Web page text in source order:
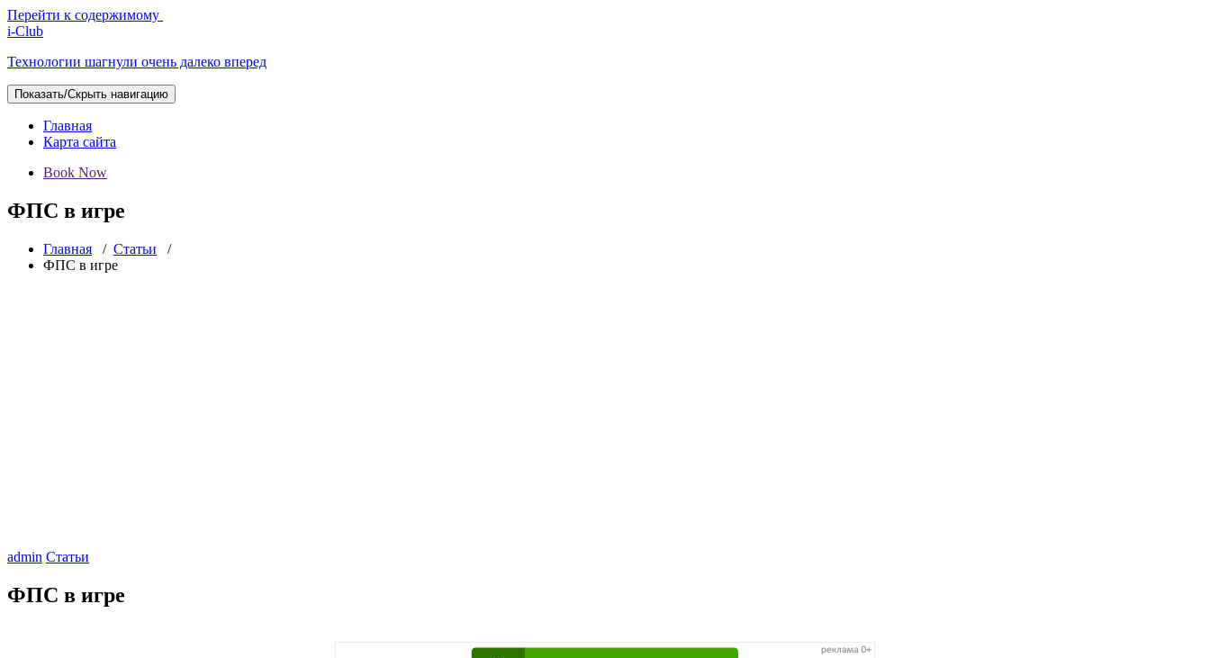
Перейти к содержимому
i-Club
Технологии шагнули очень далеко вперед
Показать/Скрыть навигацию
Главная
Карта сайта
Book Now
ФПС в игре
Главная / Статьи /
ФПС в игре
admin Статьи
ФПС в игре